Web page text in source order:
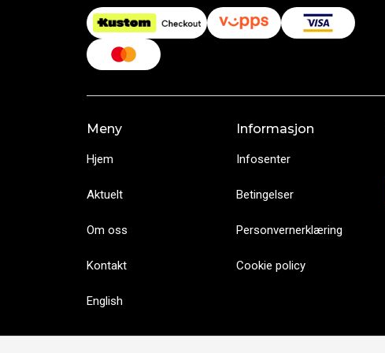
Meny
Hjem
Aktuelt
Om oss
Kontakt
English
Informasjon
Infosenter
Betingelser
Personvernerklæring
Cookie policy